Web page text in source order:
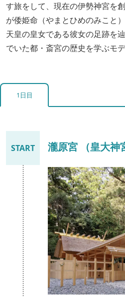
す旅をして、現在の伊勢神宮を
が倭姫命（やまとひめのみこと
天皇の皇女である彼女の足跡を
でいた都・斎宮の歴史を学ぶモデ
1日目
START 瀧原宮 （皇大神